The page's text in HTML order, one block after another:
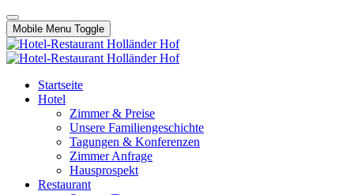
Mobile Menu Toggle
Startseite
Hotel
Zimmer & Preise
Unsere Familiengeschichte
Tagungen & Konferenzen
Zimmer Anfrage
Hausprospekt
Restaurant